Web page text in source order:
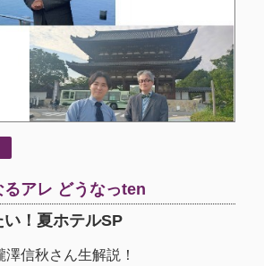
アレ どうなっten
！夏ホテルSP
信秋さん生解説！